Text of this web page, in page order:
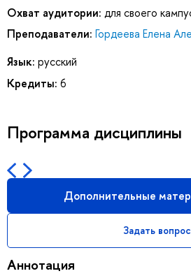
Охват аудитории: для своего
Преподаватели: Гордеева Елена
Язык: русский
Кредиты: 6
Программа дисциплины
Дополнительные
Задать вопрос
Аннотация